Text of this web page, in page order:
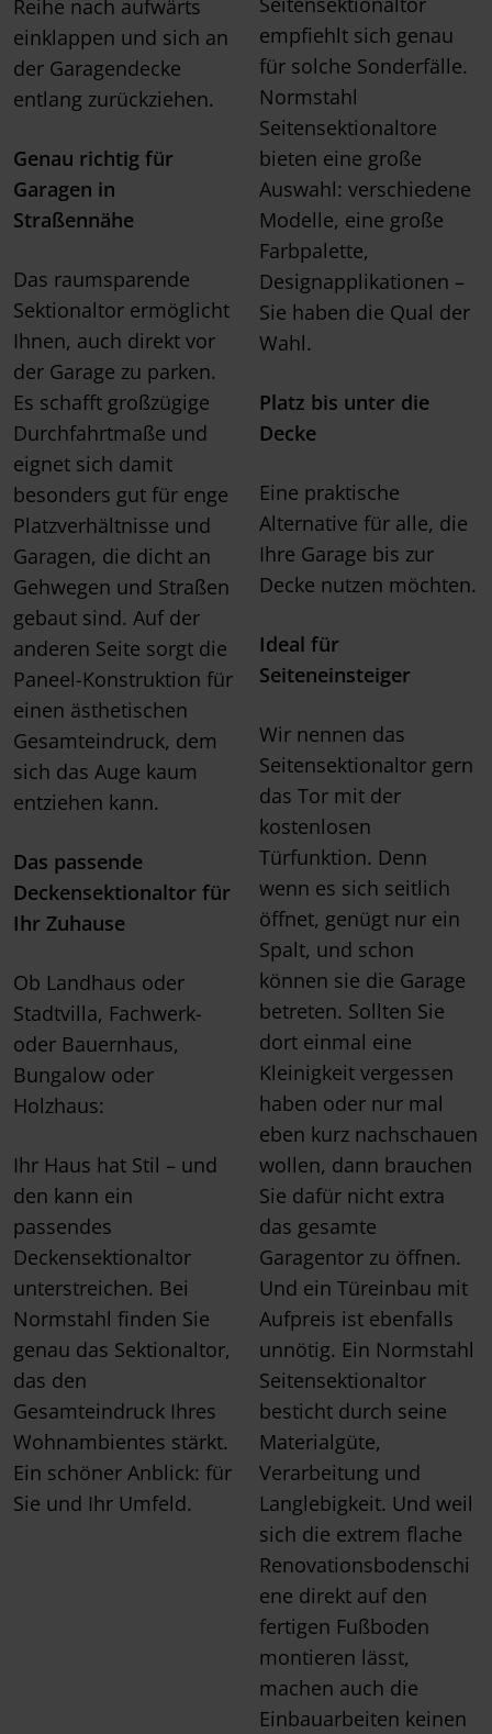
Reihe nach aufwärts
einklappen und sich an
der Garagendecke
entlang zurückziehen.
Genau richtig für
Garagen in
Straßennähe
Das raumsparende
Sektionaltor ermöglicht
Ihnen, auch direkt vor
der Garage zu parken.
Es schafft großzügige
Durchfahrtmaße und
eignet sich damit
besonders gut für enge
Platzverhältnisse und
Garagen, die dicht an
Gehwegen und Straßen
gebaut sind. Auf der
anderen Seite sorgt die
Paneel-Konstruktion für
einen ästhetischen
Gesamteindruck, dem
sich das Auge kaum
entziehen kann.
Das passende
Deckensektionaltor für
Ihr Zuhause
Ob Landhaus oder
Stadtvilla, Fachwerk-
oder Bauernhaus,
Bungalow oder
Holzhaus:
Ihr Haus hat Stil – und
den kann ein
passendes
Deckensektionaltor
unterstreichen. Bei
Normstahl finden Sie
genau das Sektionaltor,
das den
Gesamteindruck Ihres
Wohnambientes stärkt.
Ein schöner Anblick: für
Sie und Ihr Umfeld.
empfiehlt sich genau
für solche Sonderfälle.
Normstahl
Seitensektionaltore
bieten eine große
Auswahl: verschiedene
Modelle, eine große
Farbpalette,
Designapplikationen –
Sie haben die Qual der
Wahl.
Platz bis unter die
Decke
Eine praktische
Alternative für alle, die
Ihre Garage bis zur
Decke nutzen möchten.
Ideal für
Seiteneinsteiger
Wir nennen das
Seitensektionaltor gern
das Tor mit der
kostenlosen
Türfunktion. Denn
wenn es sich seitlich
öffnet, genügt nur ein
Spalt, und schon
können sie die Garage
betreten. Sollten Sie
dort einmal eine
Kleinigkeit vergessen
haben oder nur mal
eben kurz nachschauen
wollen, dann brauchen
Sie dafür nicht extra
das gesamte
Garagentor zu öffnen.
Und ein Türeinbau mit
Aufpreis ist ebenfalls
unnötig. Ein Normstahl
Seitensektionaltor
besticht durch seine
Materialgüte,
Verarbeitung und
Langlebigkeit. Und weil
sich die extrem flache
Renovationsbodenschi
ene direkt auf den
fertigen Fußboden
montieren lässt,
machen auch die
Einbauarbeiten keinen